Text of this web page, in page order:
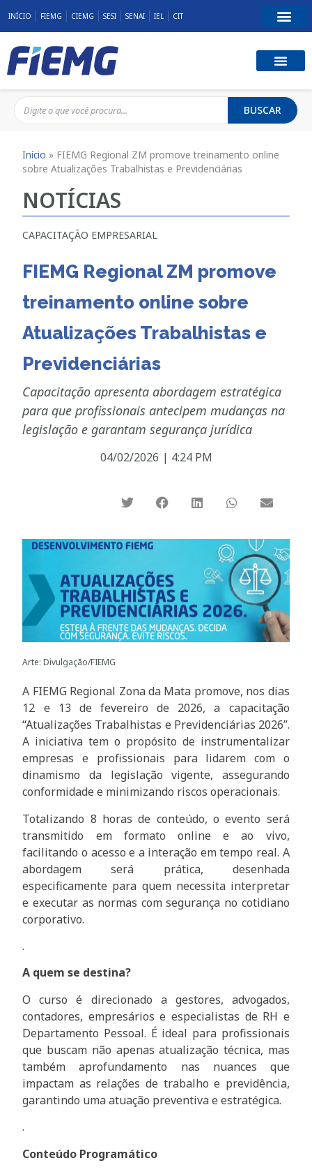
INÍCIO FIEMG CIEMG SESI SENAI IEL CIT
BUSCAR
Início » FIEMG Regional ZM promove treinamento online
sobre Atualizações Trabalhistas e Previdenciárias
NOTÍCIAS
CAPACITAÇÃO EMPRESARIAL
FIEMG Regional ZM promove
treinamento online sobre
Atualizações Trabalhistas e
Previdenciárias
Capacitação apresenta abordagem estratégica
para que profissionais antecipem mudanças na
legislação e garantam segurança jurídica
04/02/2026 | 4:24 PM
Arte: Divulgação/FIEMG
A FIEMG Regional Zona da Mata promove, nos dias
12 e 13 de fevereiro de 2026, a capacitação
“Atualizações Trabalhistas e Previdenciárias 2026”.
A iniciativa tem o propósito de instrumentalizar
empresas e profissionais para lidarem com o
dinamismo da legislação vigente, assegurando
conformidade e minimizando riscos operacionais.
Totalizando 8 horas de conteúdo, o evento será
transmitido em formato online e ao vivo,
facilitando o acesso e a interação em tempo real. A
abordagem será prática, desenhada
especificamente para quem necessita interpretar
e executar as normas com segurança no cotidiano
corporativo.
.
A quem se destina?
O curso é direcionado a gestores, advogados,
contadores, empresários e especialistas de RH e
Departamento Pessoal. É ideal para profissionais
que buscam não apenas atualização técnica, mas
também aprofundamento nas nuances que
impactam as relações de trabalho e previdência,
garantindo uma atuação preventiva e estratégica.
.
Conteúdo Programático